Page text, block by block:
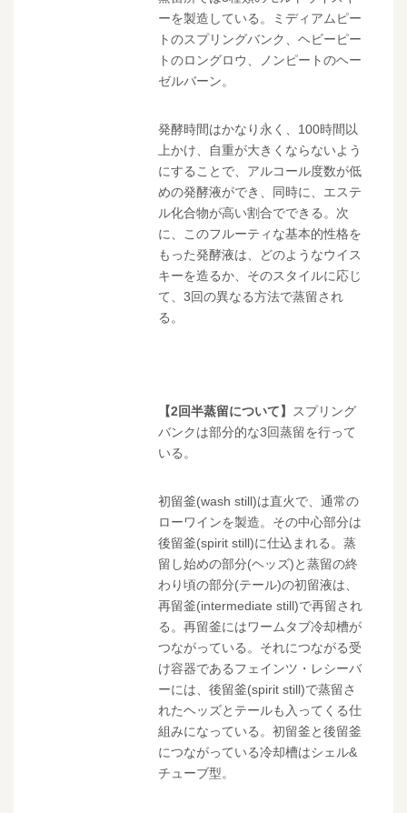
ーを製造している。ミディアムピー
トのスプリングバンク、ヘビーピー
トのロングロウ、ノンピートのヘー
ゼルバーン。
発酵時間はかなり永く、100時間以
上かけ、自重が大きくならないよう
にすることで、アルコール度数が低
めの発酵液ができ、同時に、エステ
ル化合物が高い割合でできる。次
に、このフルーティな基本的性格を
もった発酵液は、どのようなウイス
キーを造るか、そのスタイルに応じ
て、3回の異なる方法で蒸留され
る。
【2回半蒸留について】 スプリング
バンクは部分的な3回蒸留を行って
いる。
初留釜(wash still)は直火で、通常の
ローワインを製造。その中心部分は
後留釜(spirit still)に仕込まれる。蒸
留し始めの部分(ヘッズ)と蒸留の終
わり頃の部分(テール)の初留液は、
再留釜(intermediate still)で再留され
る。再留釜にはワームタブ冷却槽が
つながっている。それにつながる受
け容器であるフェインツ・レシーバ
ーには、後留釜(spirit still)で蒸留さ
れたヘッズとテールも入ってくる仕
組みになっている。初留釜と後留釜
につながっている冷却槽はシェル&
チューブ型。